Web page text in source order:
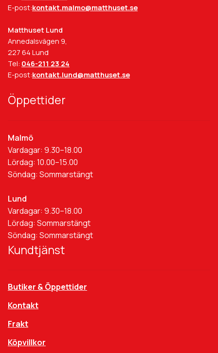
E-post:kontakt.malmo@matthuset.se
Matthuset Lund
Annedalsvägen 9,
227 64 Lund
Tel: 046-211 23 24
E-post:kontakt.lund@matthuset.se
Öppettider
Malmö
Vardagar: 9.30–18.00
Lördag: 10.00–15.00
Söndag: Sommarstängt
Lund
Vardagar: 9.30–18.00
Lördag: Sommarstängt
Söndag: Sommarstängt
Kundtjänst
Butiker & Öppettider
Kontakt
Frakt
Köpvillkor